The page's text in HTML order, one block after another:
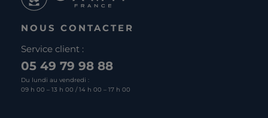
NOUS CONTACTER
Service client :
05 49 79 98 88
Du lundi au vendredi :
09 h 00 – 13 h 00 / 14 h 00 – 17 h 00